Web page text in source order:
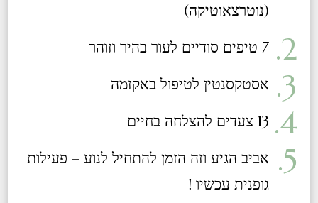
(נוטרצאוטיקה)​
7 טיפים סודיים לעור בהיר וזוהר
אסטקסנטין לטיפול באקזמה
13 צעדים להצלחה בחיים
אביב הגיע וזה הזמן להתחיל לנוע – פעילות
גופנית עכשיו !